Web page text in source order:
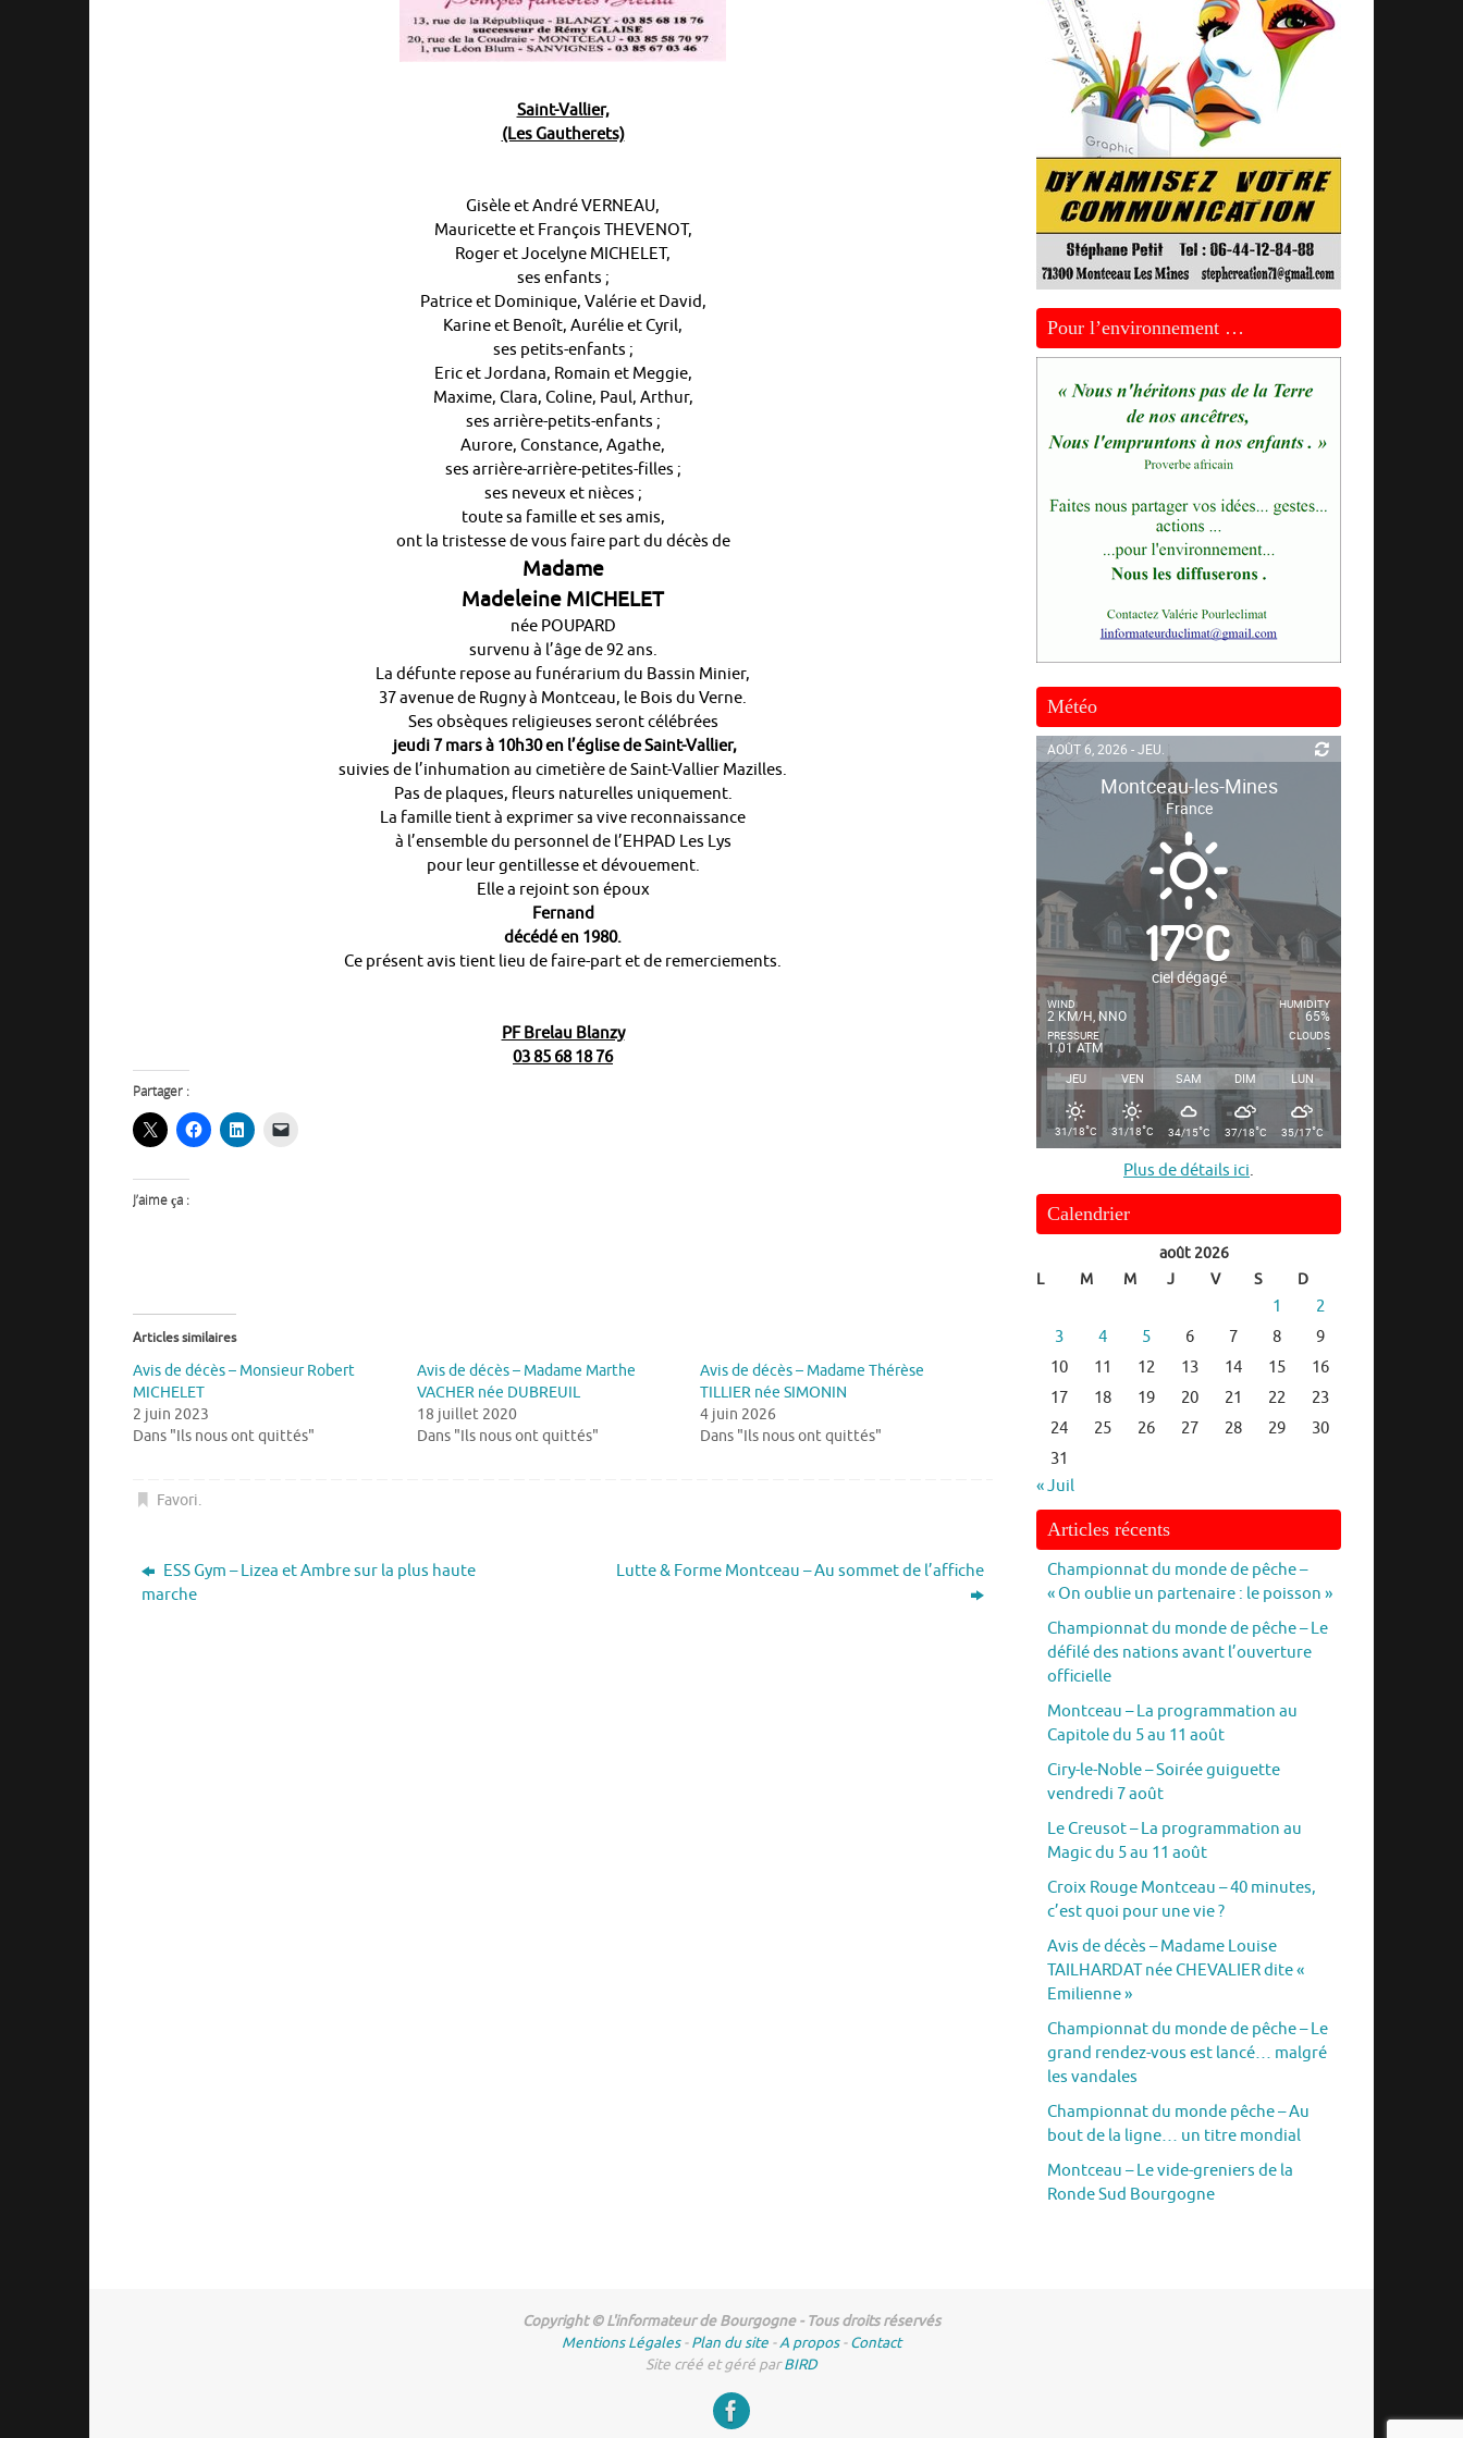
Saint-Vallier,
(Les Gautherets)
Gisèle et André VERNEAU,
Mauricette et François THEVENOT,
Roger et Jocelyne MICHELET,
ses enfants ;
Patrice et Dominique, Valérie et David,
Karine et Benoît, Aurélie et Cyril,
ses petits-enfants ;
Eric et Jordana, Romain et Meggie,
Maxime, Clara, Coline, Paul, Arthur,
ses arrière-petits-enfants ;
Aurore, Constance, Agathe,
ses arrière-arrière-petites-filles ;
ses neveux et nièces ;
toute sa famille et ses amis,
ont la tristesse de vous faire part du décès de
Madame
Madeleine MICHELET
née POUPARD
survenu à l’âge de 92 ans.
La défunte repose au funérarium du Bassin Minier,
37 avenue de Rugny à Montceau, le Bois du Verne.
Ses obsèques religieuses seront célébrées
jeudi 7 mars à 10h30en l’église de Saint-Vallier,
suivies de l’inhumation au cimetière de Saint-Vallier Mazilles.
Pas de plaques, fleurs naturelles uniquement.
La famille tient à exprimer sa vive reconnaissance
à l’ensemble du personnel de l’EHPAD Les Lys
pour leur gentillesse et dévouement.
Elle a rejoint son époux
Fernand
décédé en 1980.
Ce présent avis tient lieu de faire-part et de remerciements.
PF Brelau Blanzy
03 85 68 18 76
Partager :
J’aime ça :
Articles similaires
Avis de décès – Monsieur Robert
MICHELET
2 juin 2023
Dans "Ils nous ont quittés"
Avis de décès – Madame Marthe
VACHER née DUBREUIL
18 juillet 2020
Dans "Ils nous ont quittés"
Avis de décès – Madame Thérèse
TILLIER née SIMONIN
4 juin 2026
Dans "Ils nous ont quittés"
Favori.
ESS Gym – Lizea et Ambre sur la plus haute
marche
Lutte & Forme Montceau – Au sommet de l’affiche
Pour l’environnement …
Météo
AOÛT 6, 2026 - JEU.
Montceau-les-Mines
France
17°C
ciel dégagé
WIND
2 KM/H, NNO
PRESSURE
1.01 ATM
HUMIDITY
65%
CLOUDS
-
JEU VEN SAM DIM LUN
31/18°C 31/18°C 34/15°C 37/18°C 35/17°C
Plus de détails ici.
Calendrier
août 2026
L
M M J V S D
1
2
3
4 5 6 7 8
9
10
11 12 13 14 15
16
17
18 19 20 21 22
23
24
25 26 27 28 29
30
31
« Juil
Articles récents
Championnat du monde de pêche –
« On oublie un partenaire : le poisson »
Championnat du monde de pêche – Le
défilé des nations avant l’ouverture
officielle
Montceau – La programmation au
Capitole du 5 au 11 août
Ciry-le-Noble – Soirée guiguette
vendredi 7 août
Le Creusot – La programmation au
Magic du 5 au 11 août
Croix Rouge Montceau – 40 minutes,
c’est quoi pour une vie ?
Avis de décès – Madame Louise
TAILHARDAT née CHEVALIER dite «
Emilienne »
Championnat du monde de pêche – Le
grand rendez-vous est lancé… malgré
les vandales
Championnat du monde pêche – Au
bout de la ligne… un titre mondial
Montceau – Le vide-greniers de la
Ronde Sud Bourgogne
Copyright © L'informateur de Bourgogne - Tous droits réservés
Mentions Légales-Plan du site -A propos-Contact
Site créé et géré parBIRD